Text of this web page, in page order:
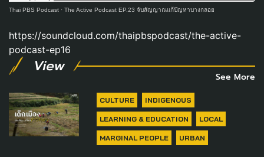
Thai PBS Podcast · The Active Podcast EP.23 จับสัญญาณแก้ปัญหาบางกลอย
https://soundcloud.com/thaipbspodcast/the-active-
podcast-ep16
View
See More
CULTURE INDIGENOUS
LEARNING & EDUCATION LOCAL
MARGINAL PEOPLE URBAN